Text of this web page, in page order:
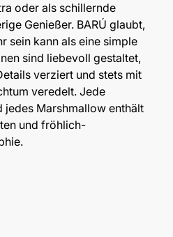
oder als schillernde
Genießer. BARÚ glaubt,
sein kann als eine simple
sind liebevoll gestaltet,
verziert und stets mit
veredelt. Jede
jedes Marshmallow enthält
und fröhlich-